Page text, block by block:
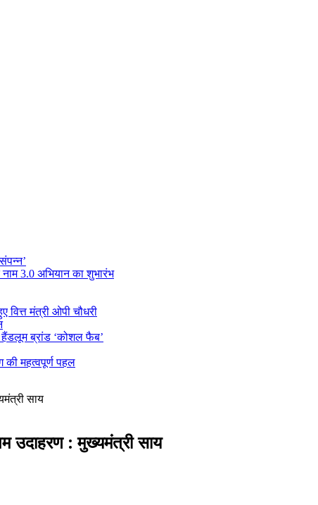
3.0 अभियान का शुभारंभ
वित्त मंत्री ओपी चौधरी
हैंडलूम ब्रांड ‘कोशल फैब’
महत्वपूर्ण पहल
साय
उदाहरण : मुख्यमंत्री साय